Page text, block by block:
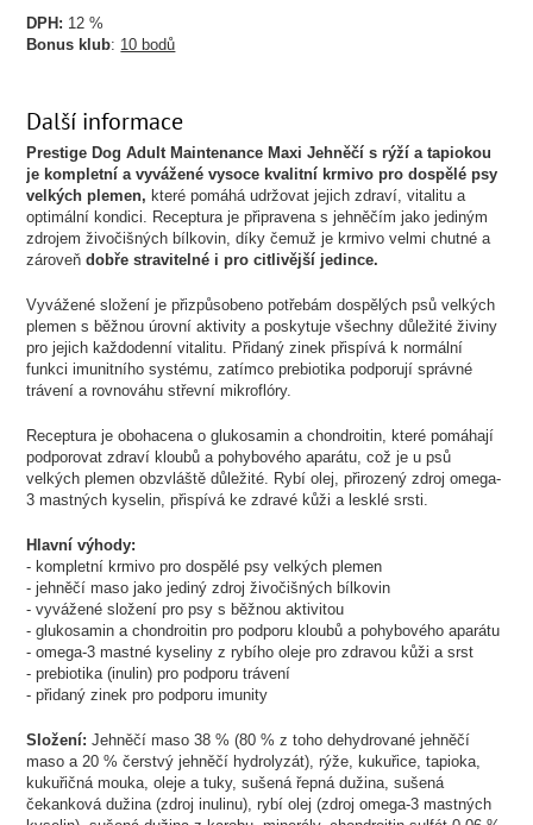
DPH: 12 %
Bonus klub: 10 bodů
Další informace
Prestige Dog Adult Maintenance Maxi Jehněčí s rýží a tapiokou
je kompletní a vyvážené vysoce kvalitní krmivo pro dospělé psy
velkých plemen, které pomáhá udržovat jejich zdraví, vitalitu a
optimální kondici. Receptura je připravena s jehněčím jako jediným
zdrojem živočišných bílkovin, díky čemuž je krmivo velmi chutné a
zároveňdobře stravitelné i pro citlivější jedince.
Vyvážené složení je přizpůsobeno potřebám dospělých psů velkých
plemen s běžnou úrovní aktivity a poskytuje všechny důležité živiny
pro jejich každodenní vitalitu. Přidaný zinek přispívá k normální
funkci imunitního systému, zatímco prebiotika podporují správné
trávení a rovnováhu střevní mikroflóry.
Receptura je obohacena o glukosamin a chondroitin, které pomáhají
podporovat zdraví kloubů a pohybového aparátu, což je u psů
velkých plemen obzvláště důležité. Rybí olej, přirozený zdroj omega-
3 mastných kyselin, přispívá ke zdravé kůži a lesklé srsti.
Hlavní výhody:
- kompletní krmivo pro dospělé psy velkých plemen
- jehněčí maso jako jediný zdroj živočišných bílkovin
- vyvážené složení pro psy s běžnou aktivitou
- glukosamin a chondroitin pro podporu kloubů a pohybového aparátu
- omega-3 mastné kyseliny z rybího oleje pro zdravou kůži a srst
- prebiotika (inulin) pro podporu trávení
- přidaný zinek pro podporu imunity
Složení:Jehněčí maso 38 % (80 % z toho dehydrované jehněčí
maso a 20 % čerstvý jehněčí hydrolyzát), rýže, kukuřice, tapioka,
kukuřičná mouka, oleje a tuky, sušená řepná dužina, sušená
čekanková dužina (zdroj inulinu), rybí olej (zdroj omega-3 mastných